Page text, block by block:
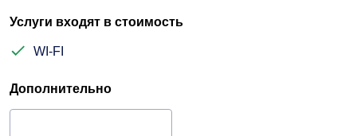
Услуги входят в стоимость
WI-FI
Дополнительно